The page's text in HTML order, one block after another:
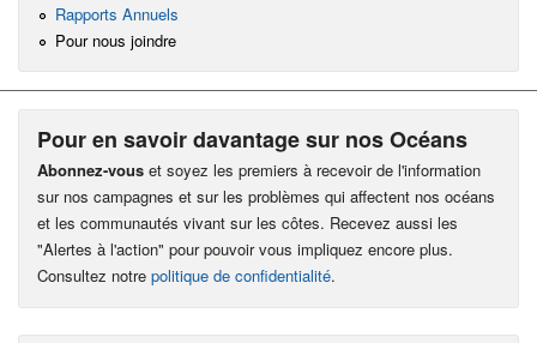
Rapports Annuels
Pour nous joindre
Pour en savoir davantage sur nos Océans
Abonnez-vous et soyez les premiers à recevoir de l'information
sur nos campagnes et sur les problèmes qui affectent nos océans
et les communautés vivant sur les côtes. Recevez aussi les
"Alertes à l'action" pour pouvoir vous impliquez encore plus.
Consultez notre politique de confidentialité.